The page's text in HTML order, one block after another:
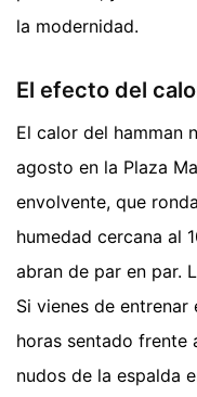
la modernidad.
El efecto del
El calor del hamman
agosto en la Plaza
envolvente, que
humedad cercana al
abran de par en par.
Si vienes de
horas sentado frente
nudos de la espalda